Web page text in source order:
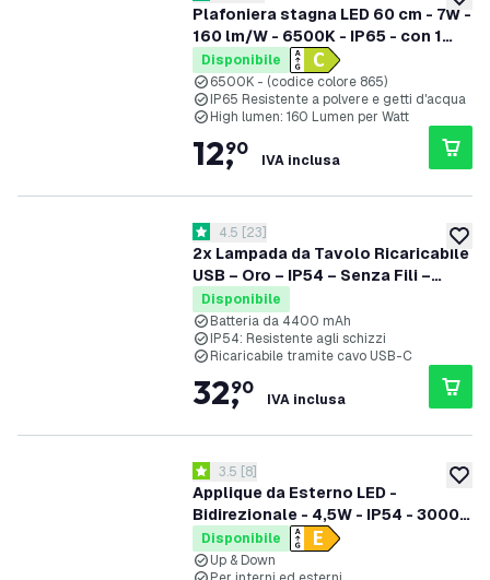
Plafoniera stagna LED 60 cm - 7W -
160 lm/W - 6500K - IP65 - con 1
tubo LED
Disponibile
6500K - (codice colore 865)
IP65 Resistente a polvere e getti d'acqua
High lumen: 160 Lumen per Watt
12,
90
IVA inclusa
2x Lampada da Tavolo Ricaricabile
USB – Oro – IP54 – Senza Fili –
Dimmerabile – CCT – 4400 mAh
Batteria - Nyra
apri il cassetto delle recensioni
4.5 stelle di valutazione
4.5 [23]
Disponibile
Batteria da 4400 mAh
IP54: Resistente agli schizzi
Ricaricabile tramite cavo USB-C
32,
90
IVA inclusa
Applique da Esterno LED -
Bidirezionale - 4,5W - IP54 - 3000K
- Nero - Attacco G9
apri il cassetto delle recensioni
3.5 stelle di valutazione
3.5 [8]
Disponibile
Up & Down